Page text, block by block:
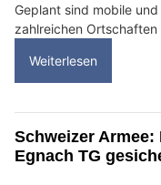
Geplant sind mobile
zahlreichen Ortschaften
Weiterlesen
Schweizer
Egnach TG